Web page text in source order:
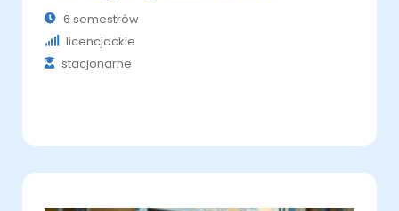
6 semestrów
licencjackie
stacjonarne